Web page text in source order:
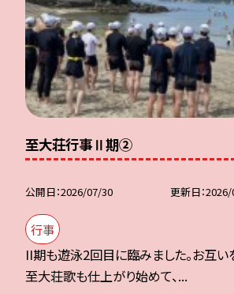
至大荘行事Ⅱ期②
公開日 2026/07/30 更新日
行事
II期も遊泳2回目に臨みました。お互
至大荘歌も仕上がり始めて、...